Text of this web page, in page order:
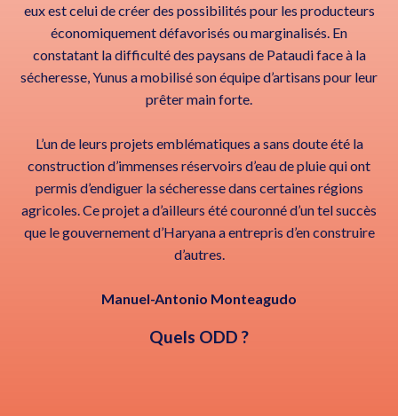
eux est celui de créer des possibilités pour les producteurs
économiquement défavorisés ou marginalisés. En
constatant la difficulté des paysans de Pataudi face à la
sécheresse, Yunus a mobilisé son équipe d’artisans pour leur
prêter main forte.
L’un de leurs projets emblématiques a sans doute été la
construction d’immenses réservoirs d’eau de pluie qui ont
permis d’endiguer la sécheresse dans certaines régions
agricoles. Ce projet a d’ailleurs été couronné d’un tel succès
que le gouvernement d’Haryana a entrepris d’en construire
d’autres.
Manuel-Antonio Monteagudo
Quels ODD ?